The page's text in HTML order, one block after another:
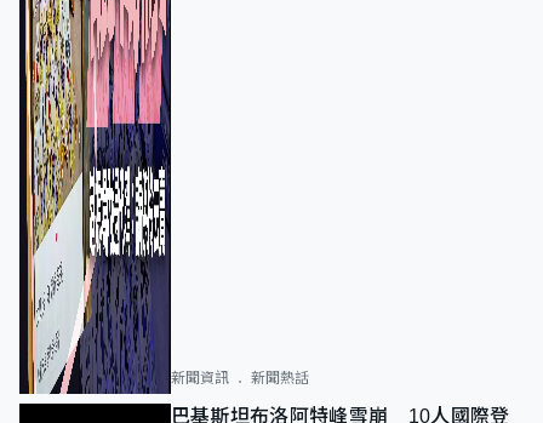
新聞資訊 新聞熱話
巴基斯坦布洛阿特峰雪崩 10人國際登